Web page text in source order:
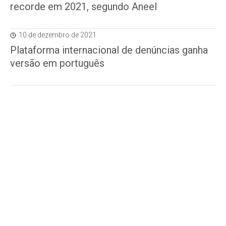
recorde em 2021, segundo Aneel
10 de dezembro de 2021
Plataforma internacional de denúncias ganha
versão em português